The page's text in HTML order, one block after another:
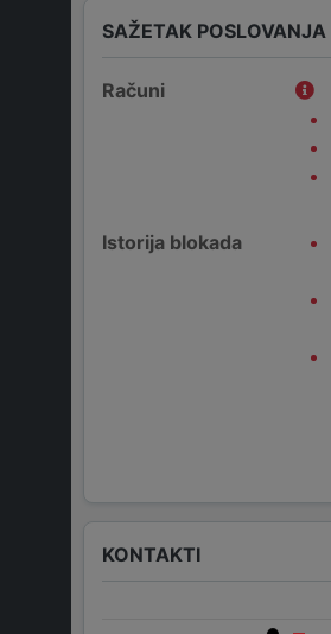
SAŽETAK POSLOVANJA
Računi
Istorija blokada
KONTAKTI